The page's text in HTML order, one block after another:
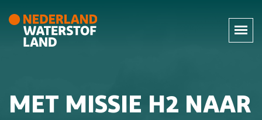
MET MISSIE H2 NAAR